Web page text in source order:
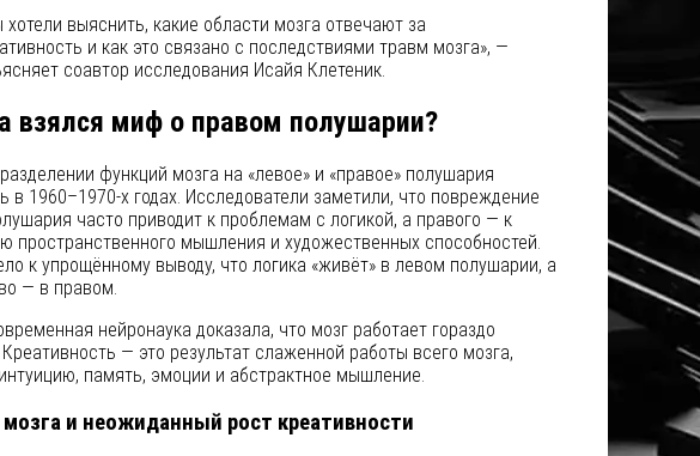
хотели выяснить, какие области мозга отвечают за
и как это связано с последствиями травм мозга», —
соавтор исследования Исайя Клетеник.
взялся миф о правом полушарии?
функций мозга на «левое» и «правое» полушария
в 1960–1970-х годах. Исследователи заметили, что повреждение
часто приводит к проблемам с логикой, а правого — к
пространственного мышления и художественных способностей.
к упрощённому выводу, что логика «живёт» в левом полушарии, а
— в правом.
нейронаука доказала, что мозг работает гораздо
— это результат слаженной работы всего мозга,
память, эмоции и абстрактное мышление.
и неожиданный рост креативности